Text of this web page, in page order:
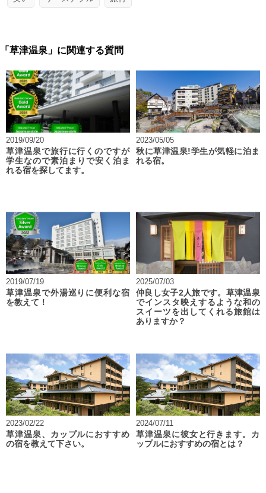
「草津温泉」に関連する質問
2019/09/20
草津温泉で旅行に行くのですが
学生なので素泊まりで安く泊ま
れる宿を探してます。
2023/05/05
秋に草津温泉!学生が気軽に泊ま
れる宿。
2019/07/19
草津温泉で外湯巡りに便利な宿
を教えて！
2025/07/03
仲良し女子2人旅です。草津温泉
でインスタ映えするような和の
スイーツを出してくれる旅館は
ありますか？
2023/02/22
草津温泉、カップルにおすすめ
の宿を教えて下さい。
2024/07/11
草津温泉に彼女と行きます。カ
ップルにおすすめの宿とは？